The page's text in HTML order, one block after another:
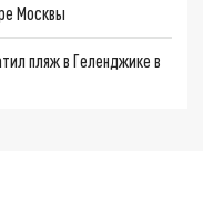
Москвы
пляж в Геленджике в